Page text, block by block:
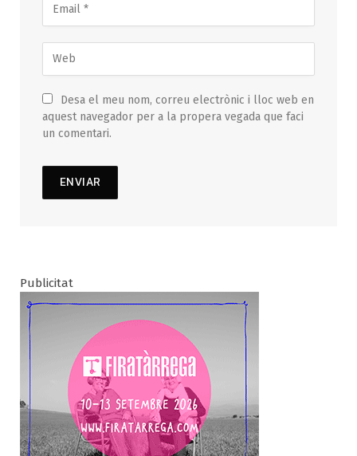
Desa el meu nom, correu electrònic i lloc web en
aquest navegador per a la propera vegada que faci
un comentari.
Publicitat